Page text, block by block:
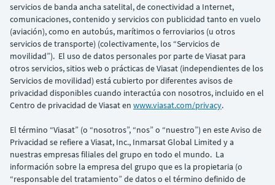
servicios de banda ancha satelital, de conectividad a Internet,
comunicaciones, contenido y servicios con publicidad tanto en vuelo
(aviación), como en autobús, marítimos o ferroviarios (u otros
servicios de transporte) (colectivamente, los “Servicios de
movilidad”). El uso de datos personales por parte de Viasat para
otros servicios, sitios web o prácticas de Viasat (independientes de los
Servicios de movilidad) está cubierto por diferentes avisos de
privacidad disponibles cuando interactúa con nosotros, incluido en el
Centro de privacidad de Viasat en www.viasat.com/privacy.
El término “Viasat” (o “nosotros”, “nos” o “nuestro”) en este Aviso de
Privacidad se refiere a Viasat, Inc., Inmarsat Global Limited y a
nuestras empresas filiales del grupo en todo el mundo. La
información sobre la empresa del grupo que es la propietaria (o
“responsable del tratamiento” de datos o el término definido de